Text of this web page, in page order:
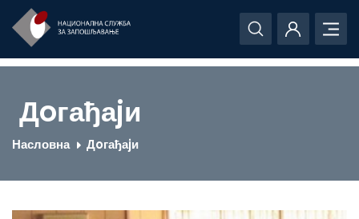
Дoгађаjи
Насловна Дoгађаjи